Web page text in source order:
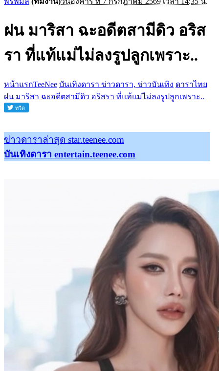
ฝน มาริสา ฉะอดีตสามีดิว อริส
รา ที่แท้แม่ไม่ลงรูปลูกเพราะ..
หน้าแรกTeeNee บันเทิงดารา ข่าวดารา, ข่าวบันเทิง ดาราไทย
ฝน มาริสา ฉะอดีตสามีดิว อริสรา ที่แท้แม่ไม่ลงรูปลูกเพราะ..
ข่าวดาราล่าสุด star.teenee.com
บันเทิงดารา entertain.teenee.com